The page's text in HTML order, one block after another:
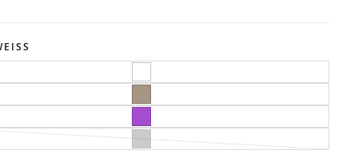
AUSVERKAUFT
VERFÜGBAR
AUSVERKAUFT
VERFÜGBAR
AUSVERKAUFT
NICHT
VERFÜGBAR
GRAU
VARIANTE
AUSVERKAUFT